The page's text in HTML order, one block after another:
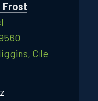
Frost
Cile